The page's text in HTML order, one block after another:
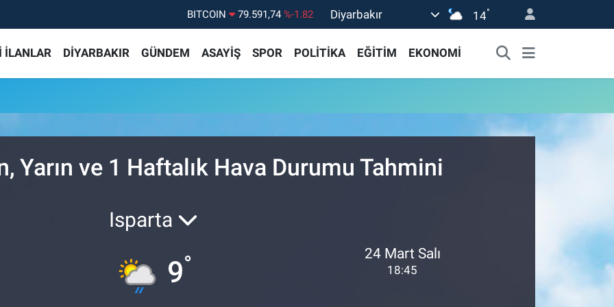
BITCOIN 79.591,74 %-1.82
G.ALTIN
BİST100 14.598,00 %0
Diyarbakır 14°
İLANLAR DİYARBAKIR GÜNDEM ASAYİŞ SPOR POLİTİKA EĞİTİM EKONOMİ
Yarın ve 1 Haftalık Hava Durumu Tahmini
Isparta
9° 24 Mart Salı
18:45